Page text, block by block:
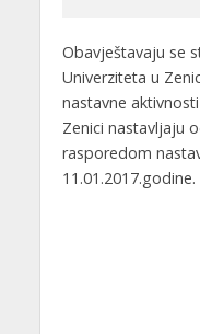
Obavještavaju se
Univerziteta u
nastavne
Zenici nastavljaju
rasporedom
11.01.2017.godine.